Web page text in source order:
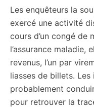
Les enquêteurs la
exercé une activité
cours d’un congé de
l’assurance maladie,
revenus, l’un par
liasses de billets.
probablement
pour retrouver la